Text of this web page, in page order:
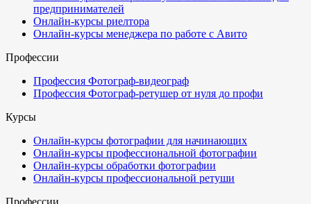
предпринимателей
Онлайн-курсы риелтора
Онлайн-курсы менеджера по работе с Авито
Профессии
Профессия Фотограф-видеограф
Профессия Фотограф-ретушер от нуля до профи
Курсы
Онлайн-курсы фотографии для начинающих
Онлайн-курсы профессиональной фотографии
Онлайн-курсы обработки фотографии
Онлайн-курсы профессиональной ретуши
Профессии